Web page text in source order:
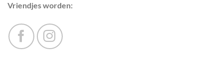
Vriendjes worden: